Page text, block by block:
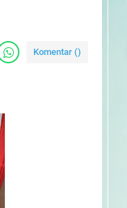
Komentar ()